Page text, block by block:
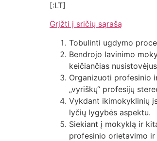
[:LT]
Grįžti į sričių sąrašą
Tobulinti ugdymo
Bendrojo lavinimo
keičiančias
Organizuoti profesinio
„vyriškų“ profesijų
Vykdant ikimokyklinių
lyčių lygybės aspektu.
Siekiant į mokyklą ir
profesinio orietavimo